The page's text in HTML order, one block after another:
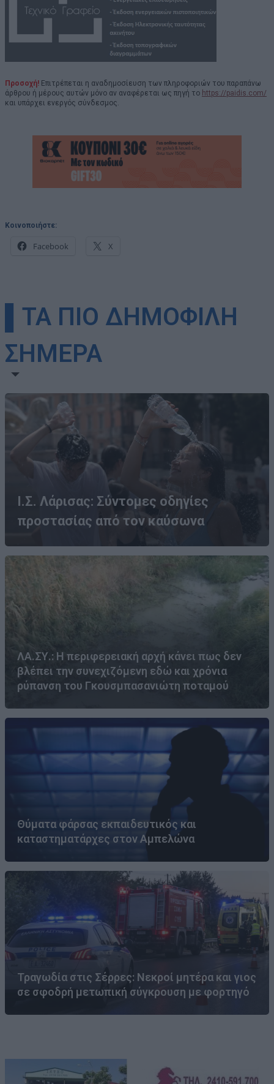
Προσοχή! Επιτρέπεται η αναδημοσίευση των πληροφοριών του παραπάνω
άρθρου ή μέρους αυτών μόνο αν αναφέρεται ως πηγή το https://paidis.com/
και υπάρχει ενεργός σύνδεσμος.
Κοινοποιήστε:
Facebook X
▌ΤΑ ΠΙΟ ΔΗΜΟΦΙΛΗ
ΣΗΜΕΡΑ
Ι.Σ. Λάρισας: Σύντομες οδηγίες
προστασίας από τον καύσωνα
ΛΑ.ΣΥ.: Η περιφερειακή αρχή κάνει πως δεν
βλέπει την συνεχιζόμενη εδώ και χρόνια
ρύπανση του Γκουσμπασανιώτη ποταμού
Θύματα φάρσας εκπαιδευτικός και
καταστηματάρχες στον Αμπελώνα
Τραγωδία στις Σέρρες: Νεκροί μητέρα και γιος
σε σφοδρή μετωπική σύγκρουση με φορτηγό